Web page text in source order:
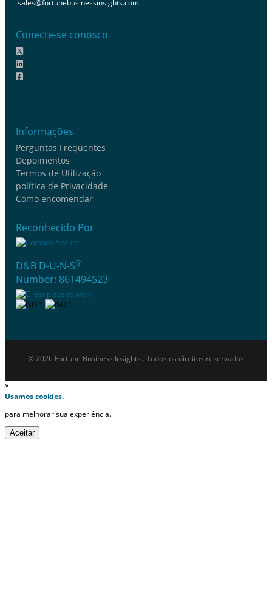
sales@fortunebusinessinsights.com
Conecte-se conosco
Informações
Perguntas Frequentes
Depoimentos
Termos de Utilização
política de Privacidade
Como encomendar
Reconhecido Por
D&B D-U-N-S®
Number: 861494523
© 2026 Fortune Business Insights . Todos os direitos reservados
×
Usamos cookies.
para melhorar sua experiência.
Aceitar